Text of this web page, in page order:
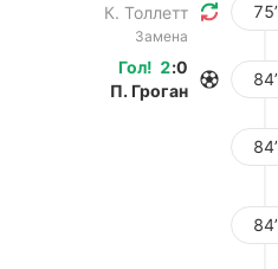
К. Толлетт
Замена
75’
Гол! 2:0
П. Гроган
84’
84’
84’